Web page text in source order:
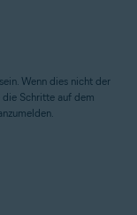
Wenn dies nicht der
die Schritte auf dem